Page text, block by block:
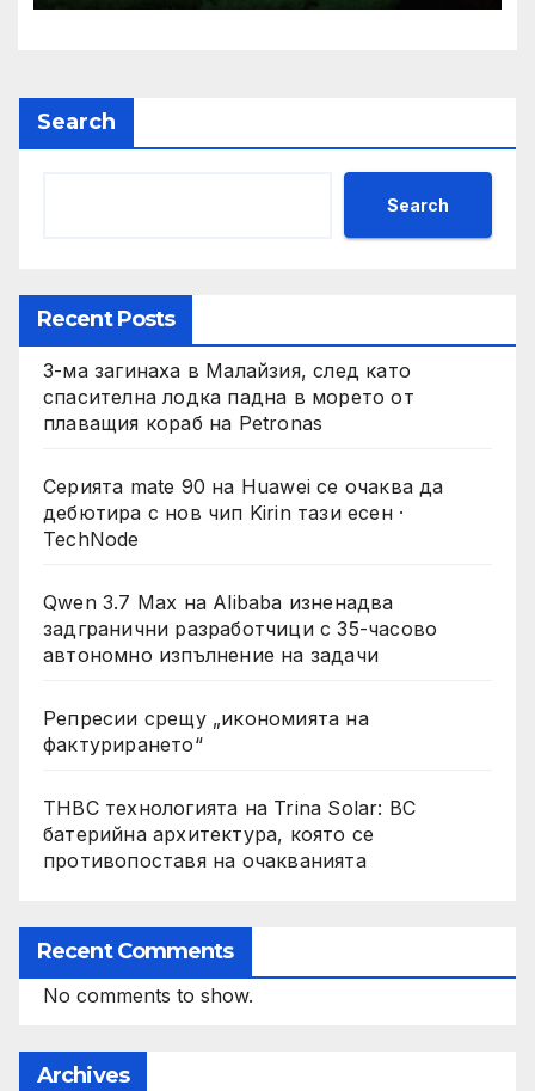
редови култури
Search
Search
Recent Posts
3-ма загинаха в Малайзия, след като
спасителна лодка падна в морето от
плаващия кораб на Petronas
Серията mate 90 на Huawei се очаква да
дебютира с нов чип Kirin тази есен ·
TechNode
Qwen 3.7 Max на Alibaba изненадва
задгранични разработчици с 35-часово
автономно изпълнение на задачи
Репресии срещу „икономията на
фактурирането“
THBC технологията на Trina Solar: BC
батерийна архитектура, която се
противопоставя на очакванията
Recent Comments
No comments to show.
Archives